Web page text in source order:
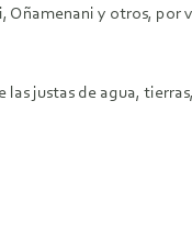
y otros, por
justas de agua,